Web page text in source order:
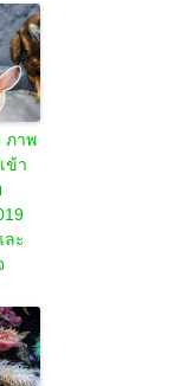
ภาพ
ข้า
ละ